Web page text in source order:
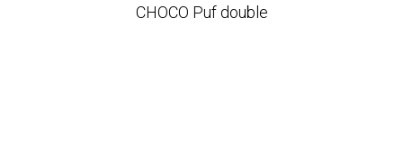
CHOCO Puf double